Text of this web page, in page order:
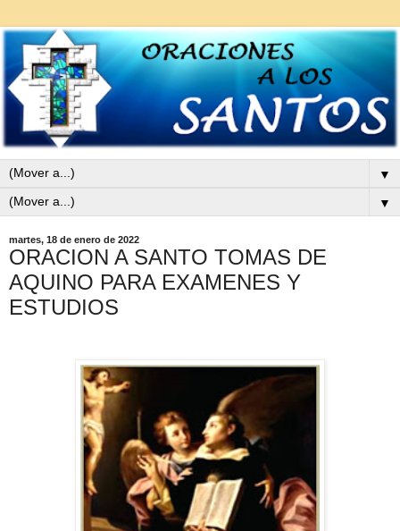
▼
▼
martes, 18 de enero de 2022
ORACION A SANTO TOMAS DE
AQUINO PARA EXAMENES Y
ESTUDIOS